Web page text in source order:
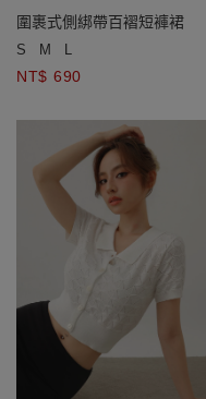
圍裹式側綁帶百褶短褲裙
S M L
NT$ 690